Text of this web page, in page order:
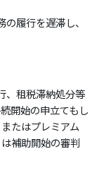
履行を遅滞し、
、租税滞納処分等
開始の申立てもし
たはプレミアム
補助開始の審判